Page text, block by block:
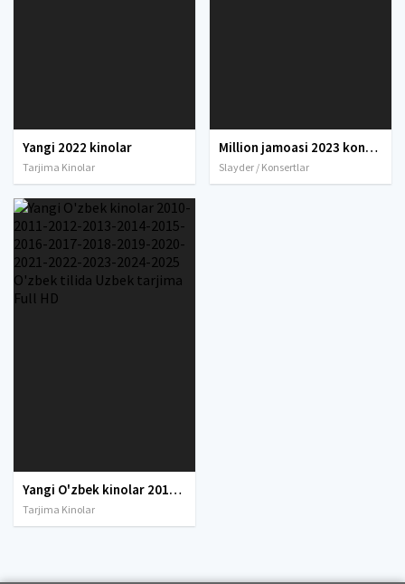
Yangi 2022 kinolar
Tarjima Kinolar
Million jamoasi 2023 konserti / Million jamoasi konsert dasturi 2023 4K UHD tas-ix skachat
Slayder / Konsertlar
Yangi O'zbek kinolar 2010-2011-2012-2013-2014-2015-2016-2017-2018-2019-2020-2021-2022-2023-2024-2025 O'zbek tilida Uzbek tarjima Full HD
Tarjima Kinolar